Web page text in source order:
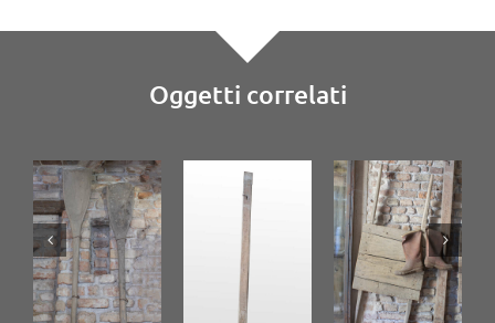
Oggetti correlati